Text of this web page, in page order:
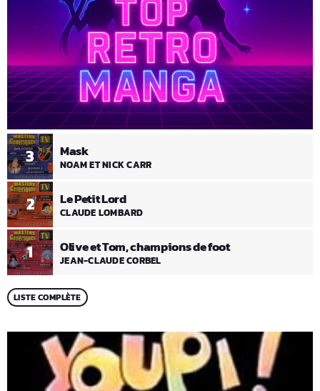
1 Olive et Tom, champions de foot
JEAN-CLAUDE CORBEL
2 Le Petit Lord
CLAUDE LOMBARD
3 Mask
NOAM ET NICK CARR
LISTE COMPLÈTE